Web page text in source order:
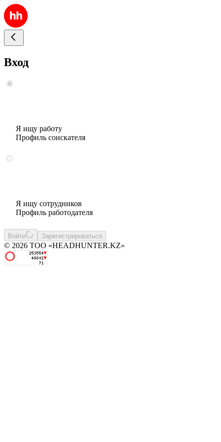
Вход
Я ищу работу
Профиль соискателя
Я ищу сотрудников
Профиль работодателя
Войти Зарегистрироваться
© 2026 ТОО «HEADHUNTER.KZ»